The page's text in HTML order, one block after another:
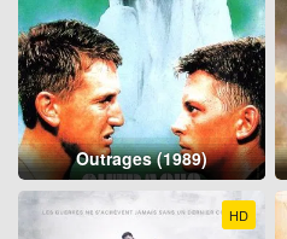
Outrages (1989)
HD